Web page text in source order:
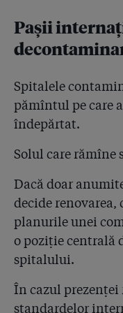
4.37
Cine finanțează
Cronica
4.38
"Ar costa
a fost întrebat
mărci de
4.39
Mărturie despre
achiziții
pe dezinfectanți
4.40
Pe urma
dezinfectantul
Condrea un
4.41
23 august, ziua
Lazăr a întors
Pașii
Spitalele
pămîntul pe care
îndepărtat.
Solul care rămîne
Dacă doar
decide
planurile unei
o poziție centrală
spitalului.
În cazul
standardelor